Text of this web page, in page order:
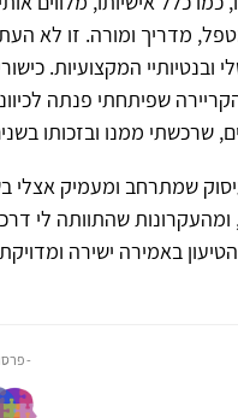
מדריך ומורה. זו לא
ובנטיותיי המקצועיות.
שפיתחתי פנתה
שרכשתי ממנו ובזכותו
שמתרחב ומעמיק אצלי
שהתוותה לי
באמירה ישירה
-